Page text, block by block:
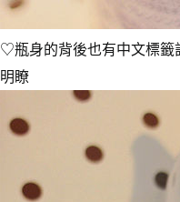
♡瓶身的背後也有中文標籤
明瞭